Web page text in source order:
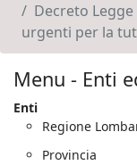
Decreto
urgenti per la
Menu - Enti
Enti
Regione
Provincia